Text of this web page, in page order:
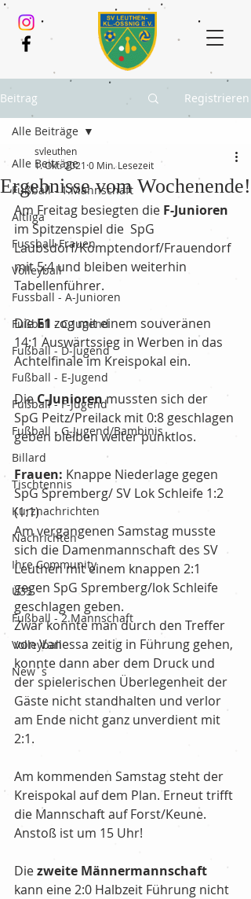
Beitrag Registrieren
Alle Beiträge
Fußball - 1.Mannschaft
Altliga
Fussball-Frauen
Volleyball
Fussball - A-Junioren
Fußball - C-Jugend
Fußball - D-Jugend
Fußball - E-Jugend
Fußball - F-Jugend
Fußball - G-Jugend/Bambinis
Billard
Tischtennis
Kurznachrichten
Nachrichten
Ihre Community
Ü35
Fußball - 2.Mannschaft
Volleyball
New´s
Alle Beiträge
Ergebnisse vom Wochenende!
svleuthen
1. Okt. 2021 0 Min. Lesezeit
Am Freitag besiegten die F-Junioren
im Spitzenspiel die  SpG
Laubsdorf/Komptendorf/Frauendorf
mit 5:4 und bleiben weiterhin
Tabellenführer.
Die E1 zog mit einem souveränen
14:1 Auswärtssieg in Werben in das
Achtelfinale im Kreispokal ein.
Die C-Junioren mussten sich der
SpG Peitz/Preilack mit 0:8 geschlagen
geben bleiben weiter punktlos.
Frauen: Knappe Niederlage gegen
SpG Spremberg/ SV Lok Schleife 1:2
(1:1)
Am vergangenen Samstag musste
sich die Damenmannschaft des SV
Leuthen mit einem knappen 2:1
gegen SpG Spremberg/lok Schleife
geschlagen geben.
Zwar konnte man durch den Treffer
von Vanessa zeitig in Führung gehen,
konnte dann aber dem Druck und
der spielerischen Überlegenheit der
Gäste nicht standhalten und verlor
am Ende nicht ganz unverdient mit
2:1.
Am kommenden Samstag steht der
Kreispokal auf dem Plan. Erneut trifft
die Mannschaft auf Forst/Keune.
Anstoß ist um 15 Uhr!
Die zweite Männermannschaft
kann eine 2:0 Halbzeit Führung nicht